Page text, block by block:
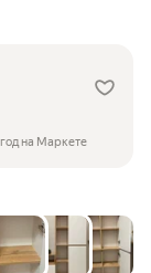
год на Маркете